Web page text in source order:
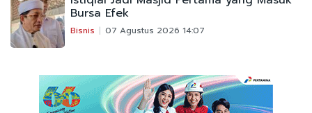
Bursa Efek
Bisnis 07 Agustus 2026 14:07